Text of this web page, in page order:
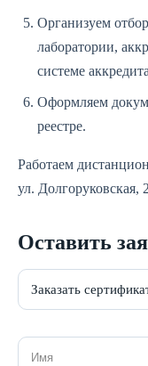
Организуем
лаборатории,
системе
Оформляем
реестре.
Работаем
ул. Долгоруковская,
Оставить